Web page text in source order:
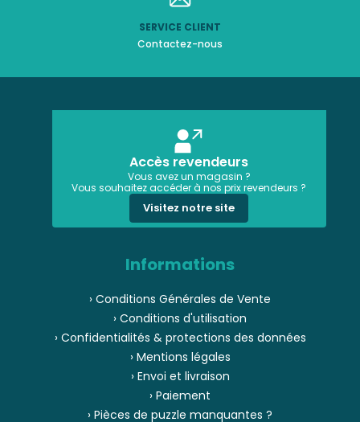
SERVICE CLIENT
Contactez-nous
Accès revendeurs
Vous avez un magasin ?
Vous souhaitez accéder à nos prix revendeurs ?
Visitez notre site
Informations
› Conditions Générales de Vente
› Conditions d'utilisation
› Confidentialités & protections des données
› Mentions légales
› Envoi et livraison
› Paiement
› Pièces de puzzle manquantes ?